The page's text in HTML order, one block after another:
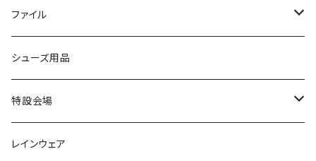
学生靴
オフィスサンダル
スニーカー
サンダル/クロッグ
レインシューズ
作業靴
フォーマル/ビジネス/通学靴
学生靴
アウトドア/トレッキング
アウトドア/トレッキング
上履き/スリッパ
日進ゴム
ブランド2
スミクラ
コンバース CONVERSE
アシックス
スケッチャーズ
足袋
ナースシューズ
疲れにくいクッション性能
脱ぎ履き簡単
ファイル
20190123nsnk
20190211nattack
20200114ncv
シューズ用品
特設会場
悩み解決
レインウェア